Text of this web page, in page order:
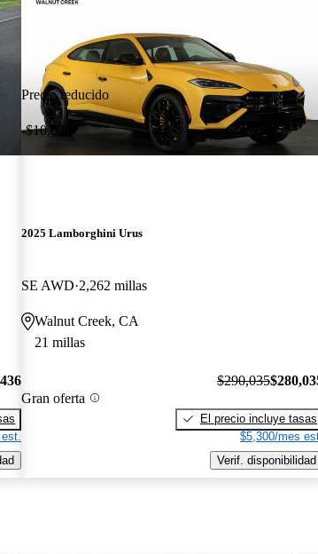
Precio reducido
-$10,000
2025 Lamborghini Urus
SE AWD 2,262 millas
Walnut Creek, CA
21 millas
Gran oferta
$290,035
El precio incluye tasas
$5,300/mes
Verif. disponibilidad